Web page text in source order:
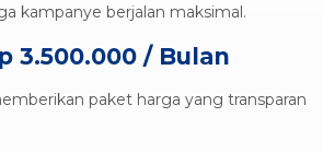
kampanye berjalan maksimal.
3.500.000 / Bulan
paket harga yang transparan